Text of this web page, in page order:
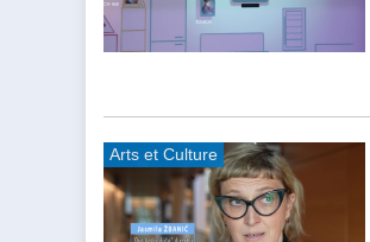
Arts et Culture